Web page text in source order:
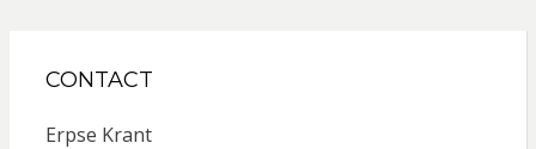
CONTACT
Erpse Krant